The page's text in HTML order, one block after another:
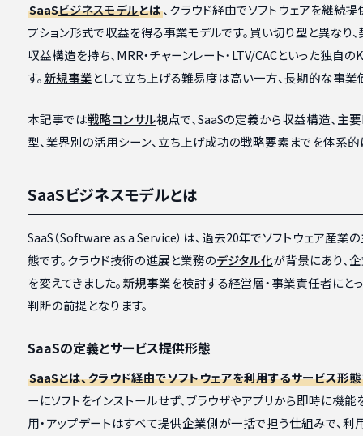
SaaSビジネスモデルとは、クラウド経由でソフトウェアを継続
プション形式で収益を得る事業モデルです。買い切り型と異なり
収益構造を持ち、MRR・チャーンレート・LTV/CACといった独自
す。新規事業として立ち上げる難易度は高い一方、長期的な事業
本記事では戦略コンサル視点で、SaaSの定義から収益構造、主要
型、業界別の活用シーン、立ち上げ成功の戦略要素までを体系的
SaaSビジネスモデルとは
SaaS（Software as a Service）は、過去20年でソフトウェア産
態です。クラウド技術の進展と業務のデジタル化が背景にあり、
を変えてきました。新規事業を検討する経営層・事業責任者にと
判断の前提となります。
SaaSの定義とサービス提供形態
SaaSとは、クラウド経由でソフトウェアを利用するサービス形態
ーにソフトをインストールせず、ブラウザやアプリから即時に機能
用・アップデートはすべて提供企業側が一括で担う仕組みで、